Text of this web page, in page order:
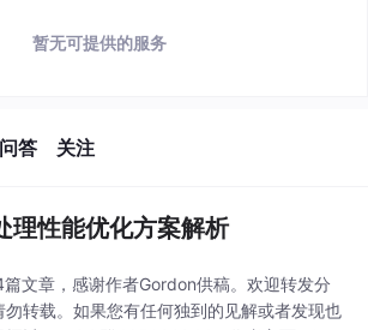
暂无可提供的服务
答 关注
理性能优化方案解析
文章，感谢作者Gordon供稿。欢迎转发分
转载。如果您有任何独到的见解或者发现也